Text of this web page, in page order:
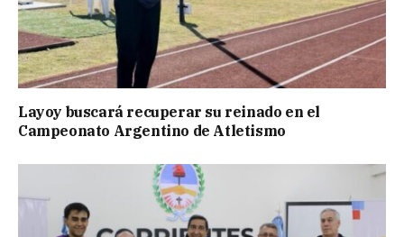
Layoy buscará recuperar su reinado en el
Campeonato Argentino de Atletismo